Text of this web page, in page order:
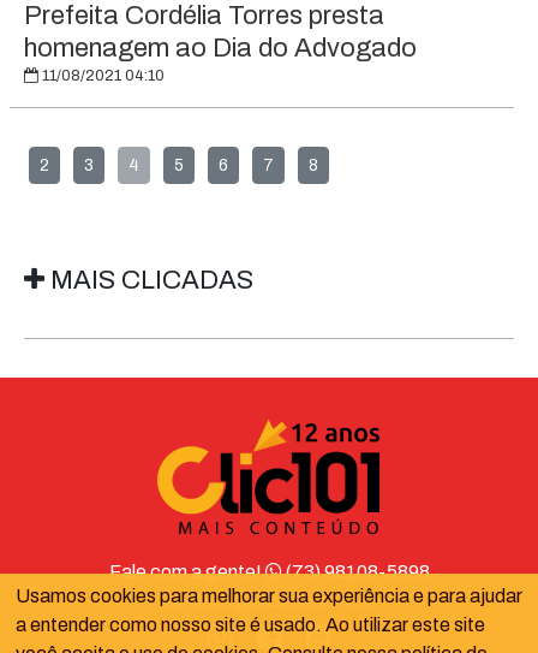
Prefeita Cordélia Torres presta
homenagem ao Dia do Advogado
11/08/2021 04:10
2 3 4 5 6 7 8
MAIS CLICADAS
Fale com a gente!
(73) 98108-5898
contato@clic101.com.br
Usamos cookies para melhorar sua experiência e para ajudar
a entender como nosso site é usado. Ao utilizar este site